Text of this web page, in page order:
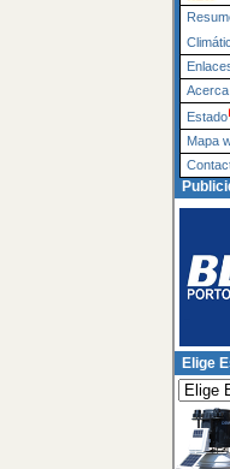
Estado
Mapa
Elige